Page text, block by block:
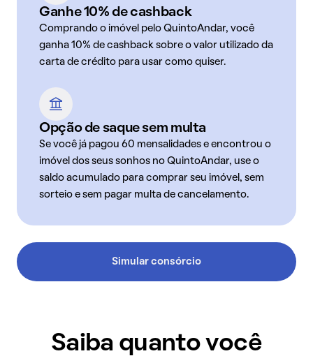
Ganhe 10% de cashback
Comprando o imóvel pelo QuintoAndar, você
ganha 10% de cashback sobre o valor utilizado da
carta de crédito para usar como quiser.
Opção de saque sem multa
Se você já pagou 60 mensalidades e encontrou o
imóvel dos seus sonhos no QuintoAndar, use o
saldo acumulado para comprar seu imóvel, sem
sorteio e sem pagar multa de cancelamento.
Simular consórcio
Saiba quanto você